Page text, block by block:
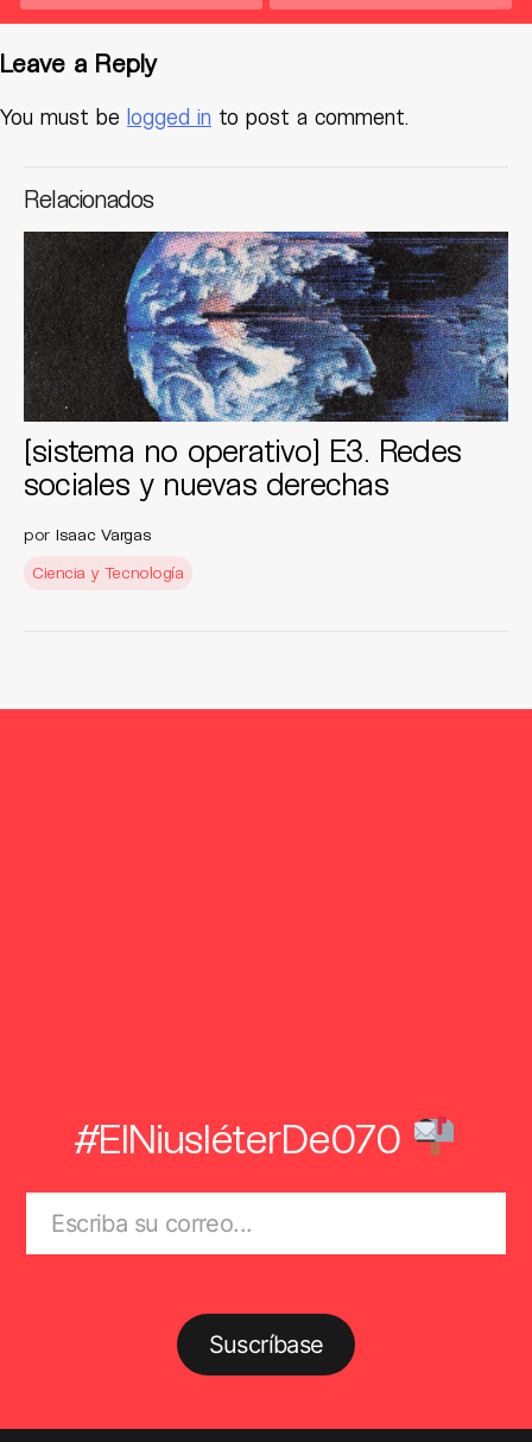
Leave a Reply
You must be logged in to post a comment.
Relacionados
[sistema no operativo] E3. Redes
sociales y nuevas derechas
por Isaac Vargas
Ciencia y Tecnología
#ElNiusléterDe070
Suscríbase